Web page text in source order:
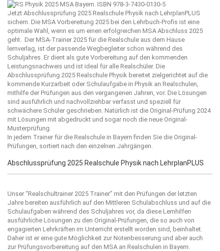
Jetzt Abschlussprüfung 2025 Realschule Physik nach LehrplanPLUS
sichern. Die MSA Vorbereitung 2025 bei den Lehrbuch-Profis ist eine
optimale Wahl, wenn es um einen erfolgreichen MSA Abschluss 2025
geht. Der MSA-Trainer 2025 für die Realschule aus dem Hause
lernverlag , ist der passende Wegbegleiter schon während des
Schuljahres. Er dient als gute Vorbereitung auf den kommenden
Leistungsnachweis und ist ideal für alle Realschüler. Die
Abschlussprüfung 2025 Realschule Physik bereitet zielgerichtet auf die
kommende Kurzarbeit oder Schulaufgabe in Physik an Realschulen,
mithilfe der Prüfungen aus den vergangenen Jahren, vor. Die Lösungen
sind ausführlich und nachvollziehbar verfasst und speziell für
schwächere Schüler geschrieben. Natürlich ist die Original-Prüfung 2024
mit Lösungen mit abgedruckt und sogar noch die neue Original-
Musterprüfung.
In jedem Trainer für die Realschule in Bayern finden Sie die Original-
Prüfungen, sortiert nach den einzelnen Jahrgängen.
Abschlussprüfung 2025 Realschule Physik nach LehrplanPLUS
Unser “Realschultrainer 2025 Trainer” mit den Prüfungen der letzten
Jahre bereiten ausführlich auf den Mittleren Schulabschluss und auf die
Schulaufgaben während des Schuljahres vor, da diese Lernhilfen
ausführliche Lösungen zu den Original-Prüfungen, die so auch von
engagierten Lehrkräften im Unterricht erstellt worden sind, beinhaltet.
Daher ist er eine gute Möglichkeit zur Notenbesserung und aber auch
zur Prüfungsvorbereitung auf den MSA an Realschulen in Bayern.